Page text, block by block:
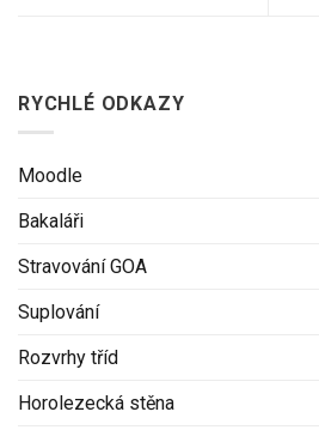
RYCHLÉ ODKAZY
Moodle
Bakaláři
Stravování GOA
Suplování
Rozvrhy tříd
Horolezecká stěna